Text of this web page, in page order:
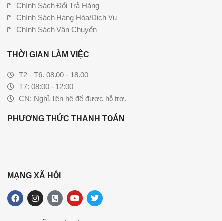
Chính Sách Đổi Trả Hàng
Chính Sách Hàng Hóa/Dịch Vụ
Chính Sách Vận Chuyển
THỜI GIAN LÀM VIỆC
T2 - T6: 08:00 - 18:00
T7: 08:00 - 12:00
CN: Nghỉ, liên hệ để được hỗ trợ.
PHƯƠNG THỨC THANH TOÁN
MẠNG XÃ HỘI